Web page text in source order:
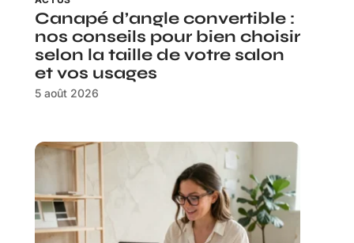
Canapé d’angle convertible :
nos conseils pour bien choisir
selon la taille de votre salon
et vos usages
5 août 2026